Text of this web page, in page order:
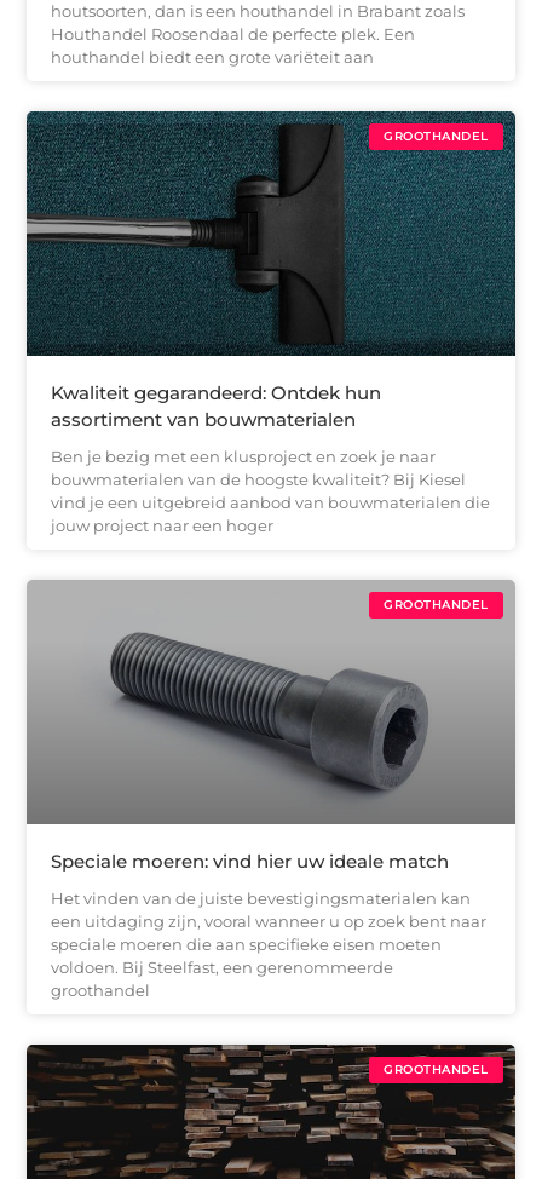
houtsoorten, dan is een houthandel in Brabant zoals
Houthandel Roosendaal de perfecte plek. Een
houthandel biedt een grote variëteit aan
GROOTHANDEL
Kwaliteit gegarandeerd: Ontdek hun
assortiment van bouwmaterialen
Ben je bezig met een klusproject en zoek je naar
bouwmaterialen van de hoogste kwaliteit? Bij Kiesel
vind je een uitgebreid aanbod van bouwmaterialen die
jouw project naar een hoger
GROOTHANDEL
Speciale moeren: vind hier uw ideale match
Het vinden van de juiste bevestigingsmaterialen kan
een uitdaging zijn, vooral wanneer u op zoek bent naar
speciale moeren die aan specifieke eisen moeten
voldoen. Bij Steelfast, een gerenommeerde
groothandel
GROOTHANDEL